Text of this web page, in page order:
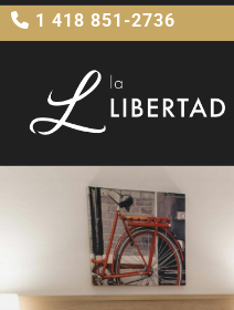
1 418 851-2736